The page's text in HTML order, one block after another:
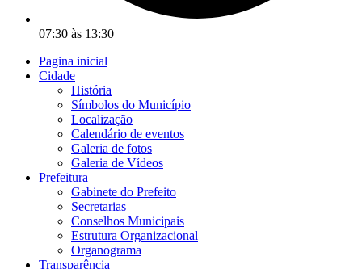
07:30 às 13:30
Pagina inicial
Cidade
História
Símbolos do Município
Localização
Calendário de eventos
Galeria de fotos
Galeria de Vídeos
Prefeitura
Gabinete do Prefeito
Secretarias
Conselhos Municipais
Estrutura Organizacional
Organograma
Transparência